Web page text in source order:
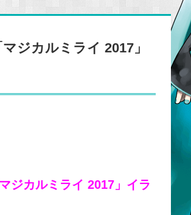
ジカルミライ 2017」
ジカルミライ 2017」イラ